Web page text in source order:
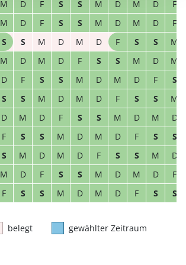
M D F S S M D M D
F
M D F S S M D M D
F
S S M D M D F S S
M
M D M D F S S M D
M
D F S S M D M D F
S
S S M D M D F S S
M
D M D F S S M D M
D
F S S M D M D F S
S
S M D M D F S S M
D
M D F S S M D M D
F
F S S M D M D F S S
belegt gewählter Zeitraum